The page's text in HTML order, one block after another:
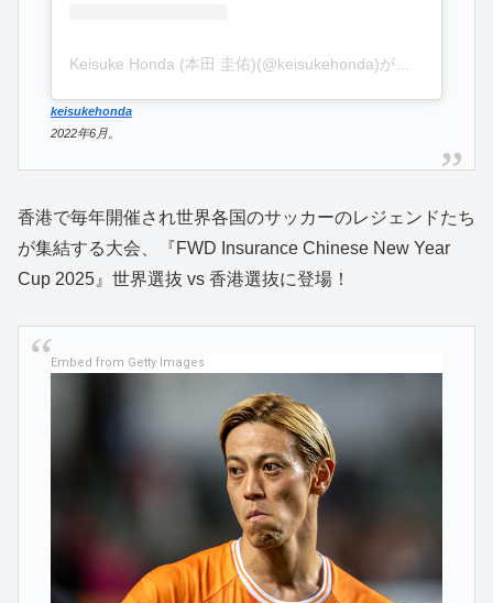
Keisuke Honda (本田 圭佑)(@keisukehonda)がシェアした投稿
keisukehonda
2022年6月。
香港で毎年開催され世界各国のサッカーのレジェンドたち
が集結する大会、『FWD Insurance Chinese New Year
Cup 2025』世界選抜 vs 香港選抜に登場！
Embed from Getty Images